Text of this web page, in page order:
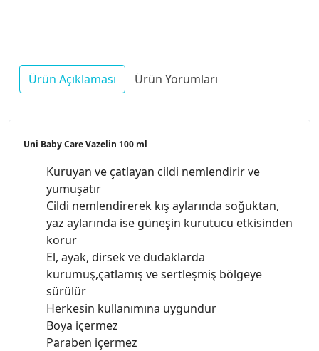
Ürün Açıklaması Ürün Yorumları
Uni Baby Care Vazelin 100 ml
Kuruyan ve çatlayan cildi nemlendirir ve
yumuşatır
Cildi nemlendirerek kış aylarında soğuktan,
yaz aylarında ise güneşin kurutucu etkisinden
korur
El, ayak, dirsek ve dudaklarda
kurumuş,çatlamış ve sertleşmiş bölgeye
sürülür
Herkesin kullanımına uygundur
Boya içermez
Paraben içermez